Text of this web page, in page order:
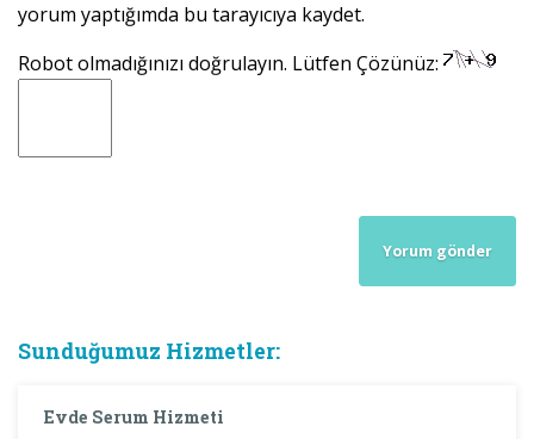
yorum yaptığımda bu tarayıcıya kaydet.
Robot olmadığınızı doğrulayın. Lütfen Çözünüz:
Sunduğumuz Hizmetler:
Evde Serum Hizmeti